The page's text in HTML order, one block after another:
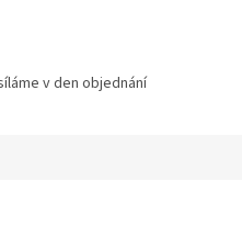
v den objednání